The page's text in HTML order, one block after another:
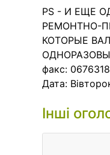
PS - И ЕЩЕ
РЕМОНТНО-
КОТОРЫЕ
факс:
Дата:
Інші